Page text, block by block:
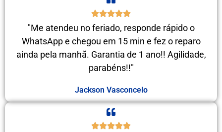
"Me atendeu no feriado, responde rápido o
WhatsApp e chegou em 15 min e fez o reparo
ainda pela manhã. Garantia de 1 ano!! Agilidade,
parabéns!!"
Jackson Vasconcelo